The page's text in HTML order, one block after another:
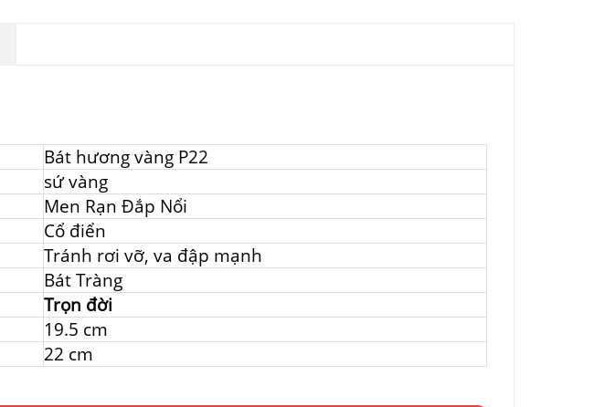
Bát hương vàng P22
sứ vàng
Men Rạn Đắp Nổi
Cổ điển
Tránh rơi vỡ, va đập mạnh
Bát Tràng
Trọn đời
19.5 cm
22 cm